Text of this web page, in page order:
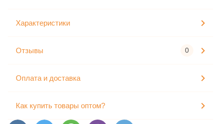
Характеристики
Отзывы 0
Оплата и доставка
Как купить товары оптом?